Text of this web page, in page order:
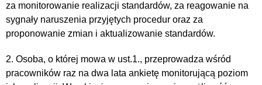
za monitorowanie realizacji standardów, za reagowanie na
sygnały naruszenia przyjętych procedur oraz za
proponowanie zmian i aktualizowanie standardów.
2. Osoba, o której mowa w ust.1., przeprowadza wśród
pracowników raz na dwa lata ankietę monitorującą poziom